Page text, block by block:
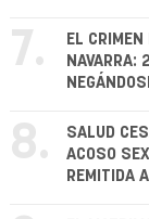
7.
EL CRIMEN
NAVARRA:
8.
SALUD
ACOSO
REMITIDA